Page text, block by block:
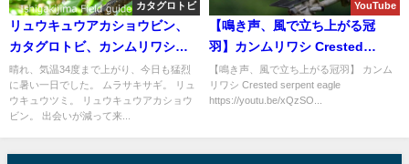
カタグロトビ
リュウキュウアカショウビン、
カタグロトビ、カンムリワシ、
リュウキュウツミ、オオアジサ
シ等など！！バードウオッチン
グ＆野鳥撮影。
晴れ、気温34度まで上がり、今日も猛烈
に暑い一日でした。 ムラサキサギ。 リュ
ウキュウツミ。 リュウキュウアカショウ
ビン。 出会いが減って来...
YouTube
【鳴き声、風で立ち上がる冠
羽】カンムリワシ Crested
serpent eagle
【鳴き声、風で立ち上がる冠羽】 カンム
リワシ Crested serpent eagle
https://youtu.be/xQzSO...